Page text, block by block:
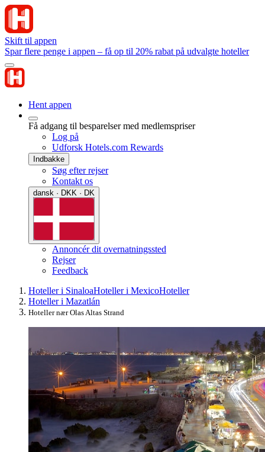
Skift til appen
Spar flere penge i appen – få op til 20% rabat på udvalgte hoteller
Hent appen
Få adgang til besparelser med medlemspriser
Log på
Udforsk Hotels.com Rewards
Indbakke
Søg efter rejser
Kontakt os
dansk · DKK · DK
Annoncér dit overnatningssted
Rejser
Feedback
Hoteller i SinaloaHoteller i MexicoHoteller
Hoteller i Mazatlán
Hoteller nær Olas Altas Strand